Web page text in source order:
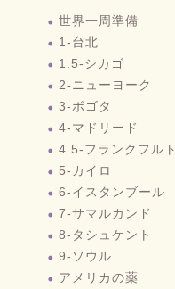
世界一周準備
1-台北
1.5-シカゴ
2-ニューヨーク
3-ボゴタ
4-マドリード
4.5-フランクフルト
5-カイロ
6-イスタンブール
7-サマルカンド
8-タシュケント
9-ソウル
アメリカの薬